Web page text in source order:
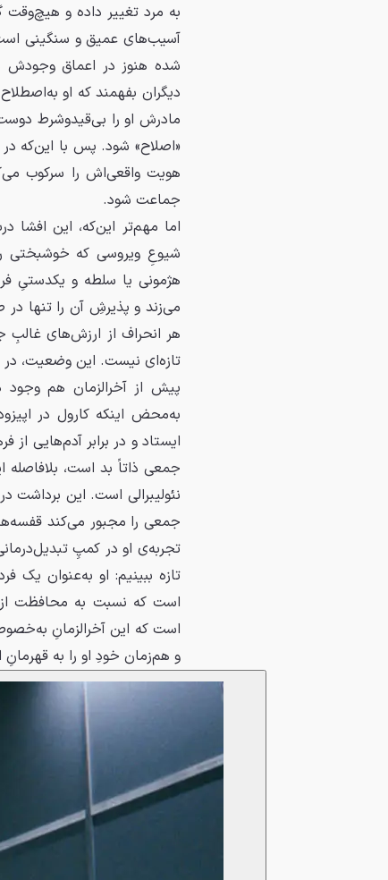
به مرد تغییر داده و
آسیب‌های عمیق و سنگینی
شده هنوز در اعماق وجودش
دیگران بفهمند که او
مادرش او را بی‌قیدوشرط
«اصلاح» شود. پس با این‌که
هویت واقعی‌اش را سرکوب
جماعت شود.
اما مهم‌تر این‌که، این افشا
شیوعِ ویروسی که خوشبختی
هژمونی یا سلطه و یکدستیِ
می‌زند و پذیرشِ آن را تنها
هر انحراف از ارزش‌های غالبِ
تازه‌ای نیست. این وضعیت،
پیش از آخرالزمان هم
به‌محض اینکه کارول در
ایستاد و در برابر آدم‌هایی
جمعی ذاتاً بد است، بلافاصله
نئولیبرالی است. این
جمعی را مجبور می‌کند
تجربه‌ی او در کمپِ
تازه ببینیم: او به‌عنوان
است که نسبت به محافظت
است که این آخرالزمانِ
و هم‌زمان خودِ او را به